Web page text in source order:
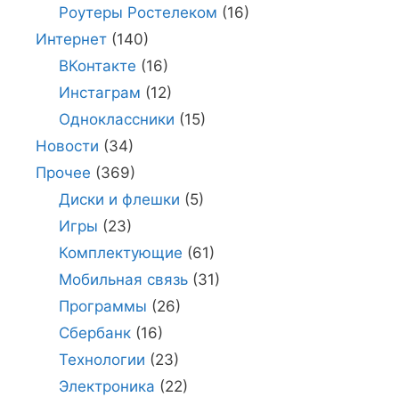
Роутеры Ростелеком (16)
Интернет (140)
ВКонтакте (16)
Инстаграм (12)
Одноклассники (15)
Новости (34)
Прочее (369)
Диски и флешки (5)
Игры (23)
Комплектующие (61)
Мобильная связь(31)
Программы (26)
Сбербанк(16)
Технологии (23)
Электроника (22)